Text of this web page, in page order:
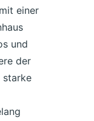
einer
und
der
starke